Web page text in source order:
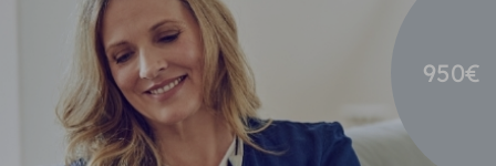
950€